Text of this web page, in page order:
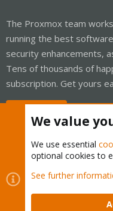
The Proxmox team
running the best
security enhancements,
Tens of thousands of
subscription. Get yours
Cookies
Proxmox
Contact us
Terms and
We value
We use essential
optional cookies to
See further